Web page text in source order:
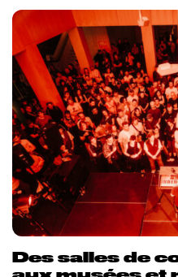
Des salles de